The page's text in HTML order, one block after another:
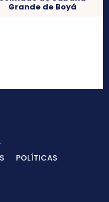
Muere hombre tras